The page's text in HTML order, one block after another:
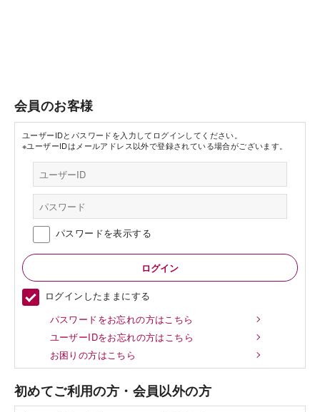
会員のお客様
ユーザーIDとパスワードを入力してログインしてください。
※ユーザーIDはメールアドレス以外で登録されている場合がございます。
パスワードを表示する
ログインしたままにする
パスワードをお忘れの方はこちら
ユーザーIDをお忘れの方はこちら
お困りの方はこちら
初めてご利用の方・会員以外の方